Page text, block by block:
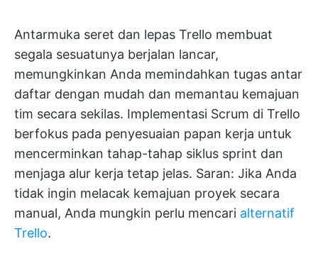
Antarmuka seret dan lepas Trello membuat
segala sesuatunya berjalan lancar,
memungkinkan Anda memindahkan tugas antar
daftar dengan mudah dan memantau kemajuan
tim secara sekilas. Implementasi Scrum di Trello
berfokus pada penyesuaian papan kerja untuk
mencerminkan tahap-tahap siklus sprint dan
menjaga alur kerja tetap jelas. Saran: Jika Anda
tidak ingin melacak kemajuan proyek secara
manual, Anda mungkin perlu mencari alternatif
Trello.